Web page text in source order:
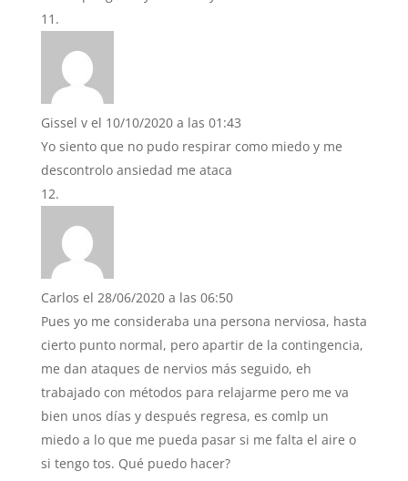
Gissel v el 10/10/2020 a las 01:43
Yo siento que no pudo respirar como miedo y me
descontrolo ansiedad me ataca
Carlos el 28/06/2020 a las 06:50
Pues yo me consideraba una persona nerviosa, hasta
cierto punto normal, pero apartir de la contingencia,
me dan ataques de nervios más seguido, eh
trabajado con métodos para relajarme pero me va
bien unos días y después regresa, es comlp un
miedo a lo que me pueda pasar si me falta el aire o
si tengo tos. Qué puedo hacer?